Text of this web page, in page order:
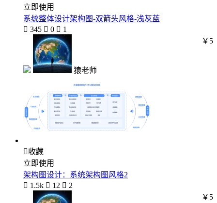
立即使用
系统整体设计架构图-双箭头风格-浅灰蓝
 345  0  1
猿老师
￥5
收藏
立即使用
架构图设计：系统架构图风格2
 1.5k  12  2
￥5